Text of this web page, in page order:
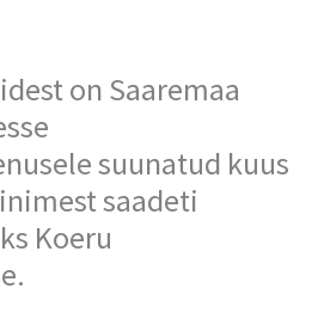
on Saaremaa
suunatud kuus
saadeti
Koeru